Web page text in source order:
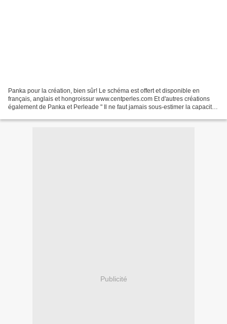
Panka pour la création, bien sûr! Le schéma est offert et disponible en
français, anglais et hongroissur www.centperles.com Et d'autres créations
également de Panka et Perleade " Il ne faut jamais sous-estimer la capacité
Publicité